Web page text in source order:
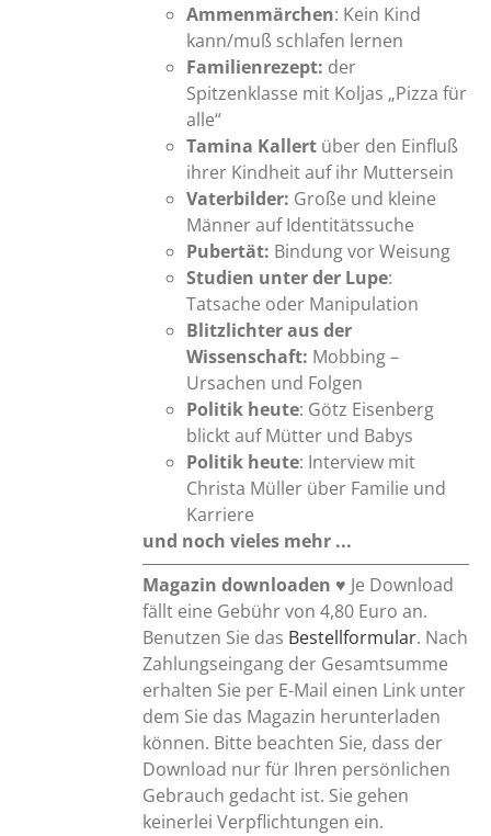
Ammenmärchen: Kein Kind
kann/muß schlafen lernen
Familienrezept: der
Spitzenklasse mit Koljas „Pizza für
alle“
Tamina Kallert über den Einfluß
ihrer Kindheit auf ihr Muttersein
Vaterbilder: Große und kleine
Männer auf Identitätssuche
Pubertät: Bindung vor Weisung
Studien unter der Lupe:
Tatsache oder Manipulation
Blitzlichter aus der
Wissenschaft: Mobbing –
Ursachen und Folgen
Politik heute: Götz Eisenberg
blickt auf Mütter und Babys
Politik heute: Interview mit
Christa Müller über Familie und
Karriere
und noch vieles mehr ...
Magazin downloaden ♥ Je Download
fällt eine Gebühr von 4,80 Euro an.
Benutzen Sie das Bestellformular. Nach
Zahlungseingang der Gesamtsumme
erhalten Sie per E-Mail einen Link unter
dem Sie das Magazin herunterladen
können. Bitte beachten Sie, dass der
Download nur für Ihren persönlichen
Gebrauch gedacht ist. Sie gehen
keinerlei Verpflichtungen ein.